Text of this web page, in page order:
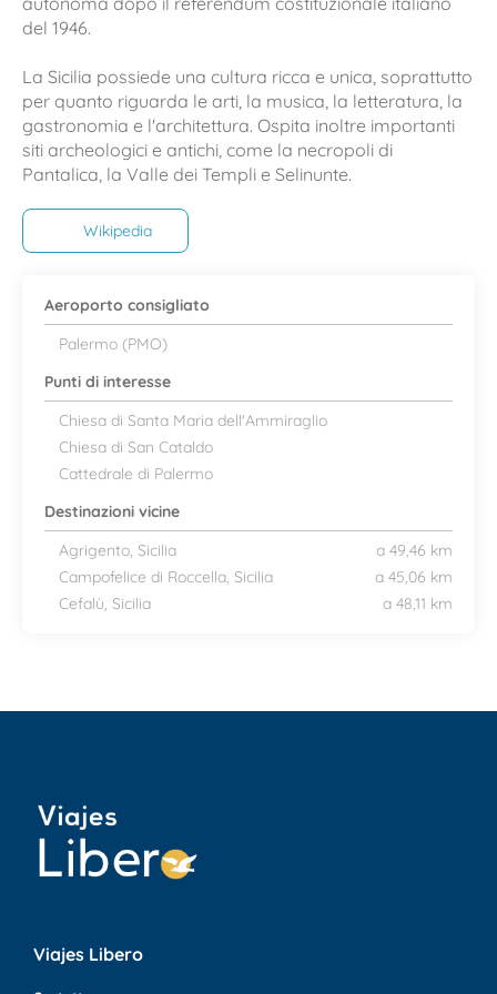
del 1946.
La Sicilia possiede una cultura ricca e unica, soprattutto
per quanto riguarda le arti, la musica, la letteratura, la
gastronomia e l'architettura. Ospita inoltre importanti
siti archeologici e antichi, come la necropoli di
Pantalica, la Valle dei Templi e Selinunte.
Wikipedia
Aeroporto consigliato
Palermo (PMO)
Punti di interesse
Chiesa di Santa Maria dell'Ammiraglio
Chiesa di San Cataldo
Cattedrale di Palermo
Destinazioni vicine
Agrigento, Sicilia
a 49,46 km
Campofelice di Roccella, Sicilia
a 45,06 km
Cefalù, Sicilia
a 48,11 km
Viajes Libero